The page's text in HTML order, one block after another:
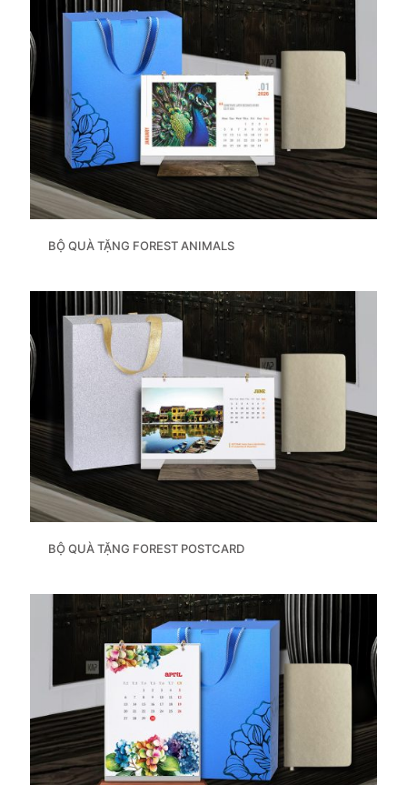
BỘ QUÀ TẶNG FOREST ANIMALS
BỘ QUÀ TẶNG FOREST POSTCARD